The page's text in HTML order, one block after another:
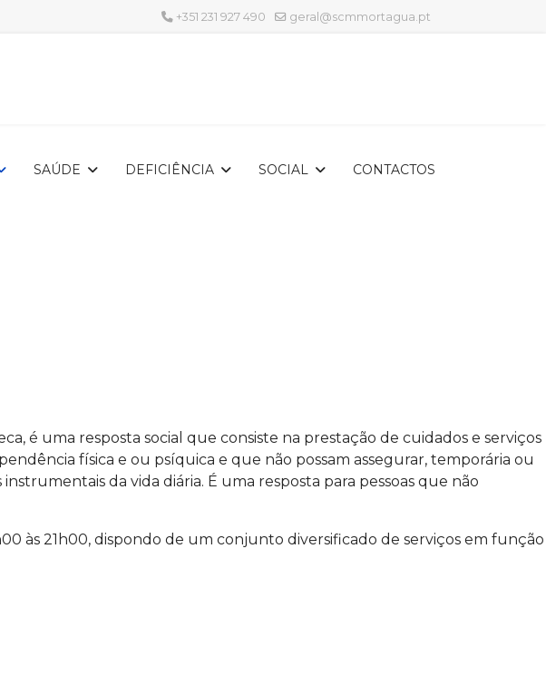
+351 231 927 490 geral@scmmortagua.pt
SAÚDE DEFICIÊNCIA SOCIAL CONTACTOS
é uma resposta social que consiste na prestação de cuidados e serviços
física e ou psíquica e que não possam assegurar, temporária ou
da vida diária. É uma resposta para pessoas que não
às 21h00, dispondo de um conjunto diversificado de serviços em função